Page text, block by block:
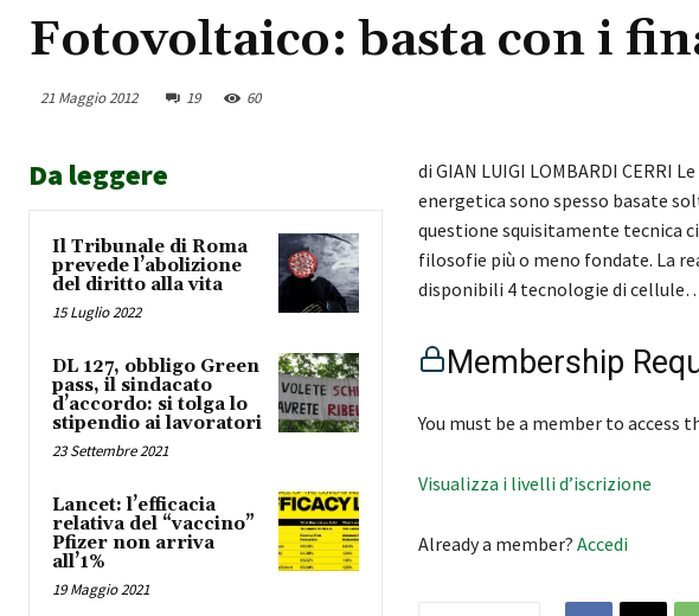
Fotovoltaico: basta con i
21 Maggio 2012 19 60
Da leggere
Il Tribunale di Roma
prevede l’abolizione
del diritto alla vita
15 Luglio 2022
DL 127, obbligo Green
pass, il sindacato
d’accordo: si tolga lo
stipendio ai lavoratori
23 Settembre 2021
Lancet: l’efficacia
relativa del “vaccino”
Pfizer non arriva
all’1%
19 Maggio 2021
di GIAN LUIGI LOMBARDI
energetica sono spesso basate
questione squisitamente tecnica
filosofie più o meno fondate. La
disponibili 4 tecnologie di
Membership
You must be a member to access
Visualizza i livelli d’iscrizione
Already a member? Accedi